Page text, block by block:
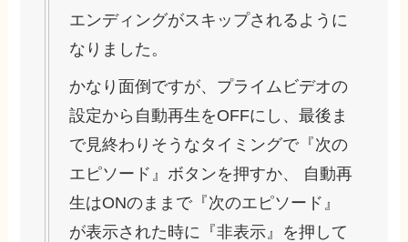
エンディングがスキップされるように
なりました。
かなり面倒ですが、プライムビデオの
設定から自動再生をOFFにし、最後ま
で見終わりそうなタイミングで『次の
エピソード』ボタンを押すか、 自動再
生はONのままで『次のエピソード』
が表示された時に『非表示』を押して